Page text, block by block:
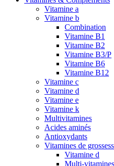
Vitamine a
Vitamine b
Combination
Vitamine B1
Vitamine B2
Vitamine B3/P
Vitamine B6
Vitamine B12
Vitamine c
Vitamine d
Vitamine e
Vitamine k
Multivitamines
Acides aminés
Antioxydants
Vitamines de
Vitamine d
Multi-vitamines